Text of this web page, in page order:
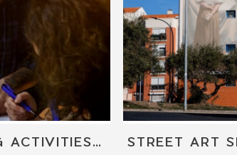
TEAM BUILDING ACTIVITIES / GRAFFITI WORKSHOP